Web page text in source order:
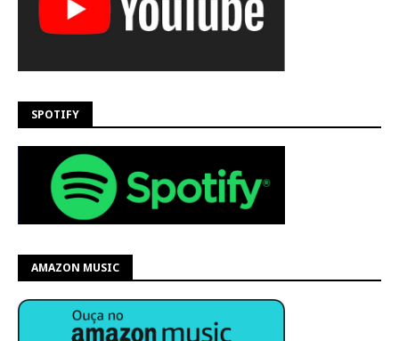
SPOTIFY
AMAZON MUSIC